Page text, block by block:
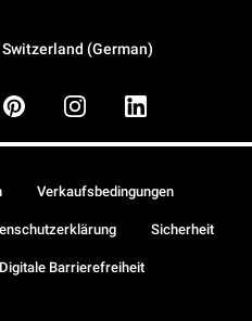
(German)
Verkaufsbedingungen
Sicherheit
Digitale Barrierefreiheit